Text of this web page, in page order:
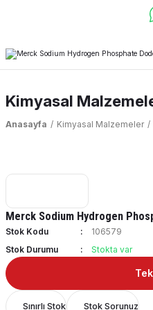
Kimyasal
Anasayfa Kimyasal Malzemeler
Merck Sodium Hydrogen
Stok Kodu
106579
Stok Durumu
Stokta var
Sınırlı Stok Stok Sorunuz